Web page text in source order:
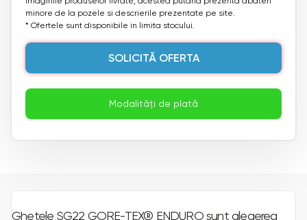
minore de la pozele si descrierile prezentate pe site.
* Ofertele sunt disponibile in limita stocului.
SOLICITĂ OFERTA
Modalități de plată
Ghetele SG22 GORE-TEX® ENDURO sunt alegerea